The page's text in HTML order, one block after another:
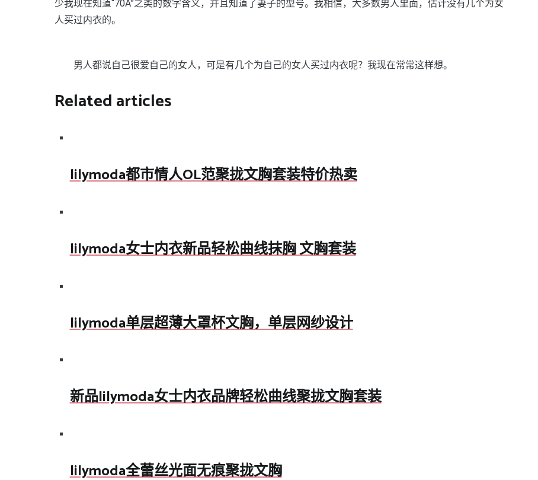
少我现在知道“70A”之类的数字含义，并且知道了妻子的型号。我相信，大多数男人里面，估计没有几个为女
人买过内衣的。
男人都说自己很爱自己的女人，可是有几个为自己的女人买过内衣呢？我现在常常这样想。
Related articles
lilymoda都市情人OL范聚拢文胸套装特价热卖
lilymoda女士内衣新品轻松曲线抹胸 文胸套装
lilymoda单层超薄大罩杯文胸，单层网纱设计
新品lilymoda女士内衣品牌轻松曲线聚拢文胸套装
lilymoda全蕾丝光面无痕聚拢文胸